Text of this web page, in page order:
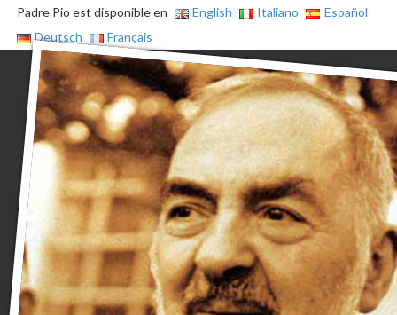
Padre Pio est disponible en English Italiano
Español
Deutsch
Français